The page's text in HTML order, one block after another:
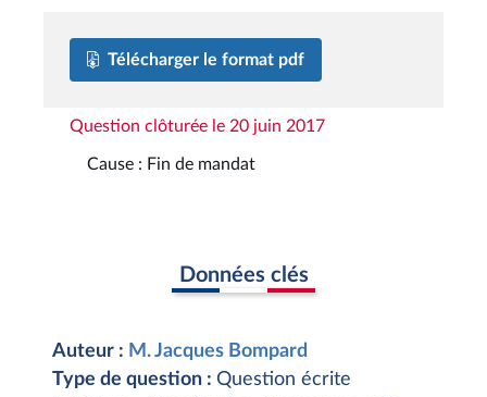
Télécharger le format pdf
Question clôturée le 20 juin 2017
Cause : Fin de mandat
Données clés
Auteur : M. Jacques Bompard
Type de question : Question écrite